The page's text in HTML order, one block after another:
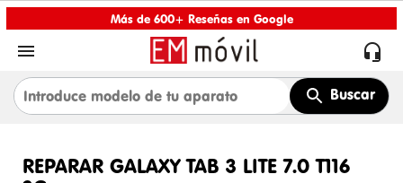
Más de 600+ Reseñas en Google
 
Buscar
REPARAR GALAXY TAB 3 LITE 7.0 T116